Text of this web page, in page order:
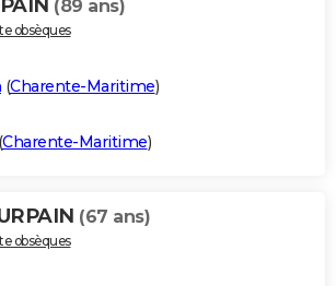
(89 ans)
obsèques
(Charente-Maritime)
(Charente-Maritime)
(67 ans)
obsèques